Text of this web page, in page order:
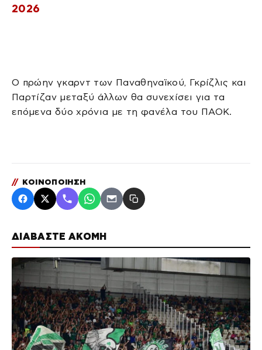
ΔΙΑΒΑΣΤΕ ΑΚΟΜΗ
2026
Ο πρώην γκαρντ των Παναθηναϊκού, Γκρίζλις και
Παρτίζαν μεταξύ άλλων θα συνεχίσει για τα
επόμενα δύο χρόνια με τη φανέλα του ΠΑΟΚ.
// ΚΟΙΝΟΠΟΙΗΣΗ